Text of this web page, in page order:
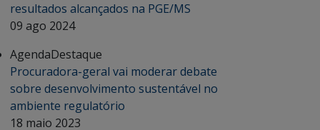
resultados alcançados na PGE/MS
09 ago 2024
AgendaDestaque
Procuradora-geral vai moderar debate
sobre desenvolvimento sustentável no
ambiente regulatório
18 maio 2023